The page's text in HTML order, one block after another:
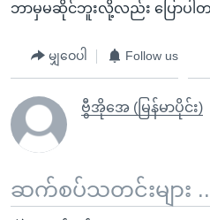
ဘာမှမဆိုင်ဘူးလို့လည်း ပြောပါ
မျှဝေပါ Follow us
ဗွီအိုအေ (မြန်မာပိုင်း)
ဆက်စပ်သတင်းများ